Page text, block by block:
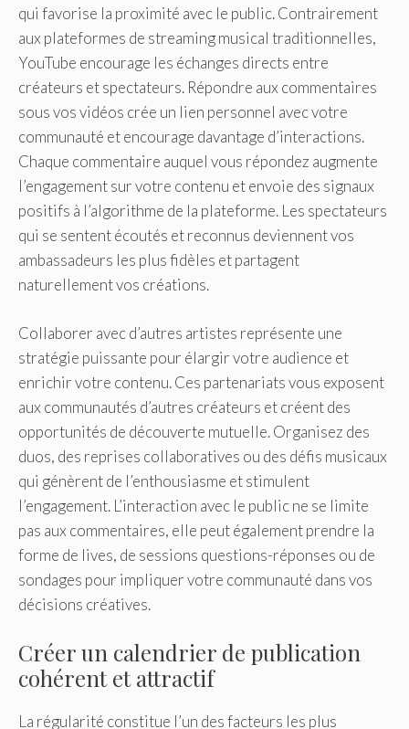
qui favorise la proximité avec le public. Contrairement
aux plateformes de streaming musical traditionnelles,
YouTube encourage les échanges directs entre
créateurs et spectateurs. Répondre aux commentaires
sous vos vidéos crée un lien personnel avec votre
communauté et encourage davantage d’interactions.
Chaque commentaire auquel vous répondez augmente
l’engagement sur votre contenu et envoie des signaux
positifs à l’algorithme de la plateforme. Les spectateurs
qui se sentent écoutés et reconnus deviennent vos
ambassadeurs les plus fidèles et partagent
naturellement vos créations.
Collaborer avec d’autres artistes représente une
stratégie puissante pour élargir votre audience et
enrichir votre contenu. Ces partenariats vous exposent
aux communautés d’autres créateurs et créent des
opportunités de découverte mutuelle. Organisez des
duos, des reprises collaboratives ou des défis musicaux
qui génèrent de l’enthousiasme et stimulent
l’engagement. L’interaction avec le public ne se limite
pas aux commentaires, elle peut également prendre la
forme de lives, de sessions questions-réponses ou de
sondages pour impliquer votre communauté dans vos
décisions créatives.
Créer un calendrier de publication
cohérent et attractif
La régularité constitue l’un des facteurs les plus